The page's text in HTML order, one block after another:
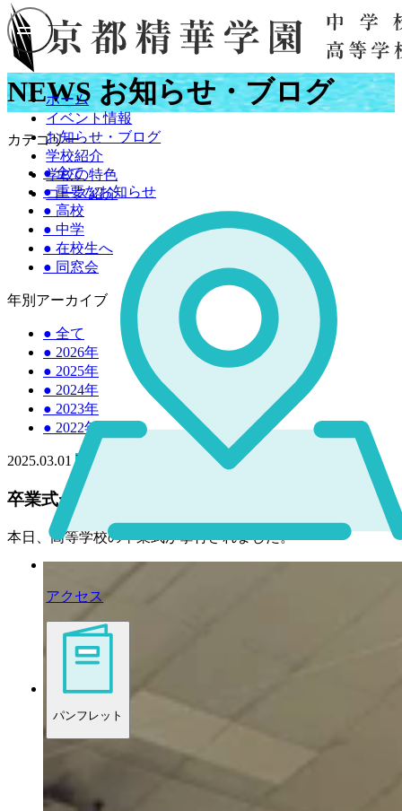
ホーム
イベント情報
お知らせ・ブログ
学校紹介
学校の特色
コース紹介
アクセス
パンフレット
NEWS お知らせ・ブログ
カテゴリー
●全て
●重要なお知らせ
● 高校
● 中学
● 在校生へ
● 同窓会
年別アーカイブ
● 全て
● 2026年
● 2025年
● 2024年
● 2023年
● 2022年
2025.03.01 高校
卒業式が行われました。
本日、高等学校の卒業式が挙行されました。